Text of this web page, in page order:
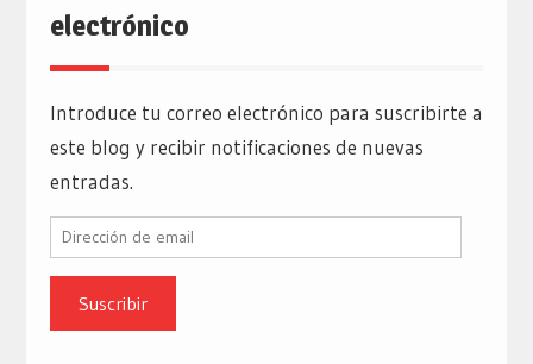
electrónico
Introduce tu correo electrónico para suscribirte a
este blog y recibir notificaciones de nuevas
entradas.
Dirección
email